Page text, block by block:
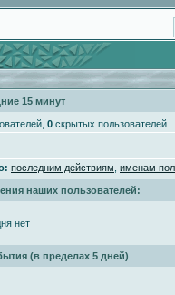
15 минут
0 скрытых пользователей
последним действиям именам
наших пользователей:
нет
(в пределах 5 дней)